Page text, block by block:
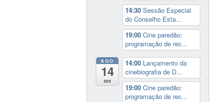
14:30Sessão Especial
do Conselho Esta...
19:00Cine paredão:
programação de rec...
AGO
14
sex
14:00 Lançamento da
cinebiografia de D...
19:00Cine paredão:
programação de rec...